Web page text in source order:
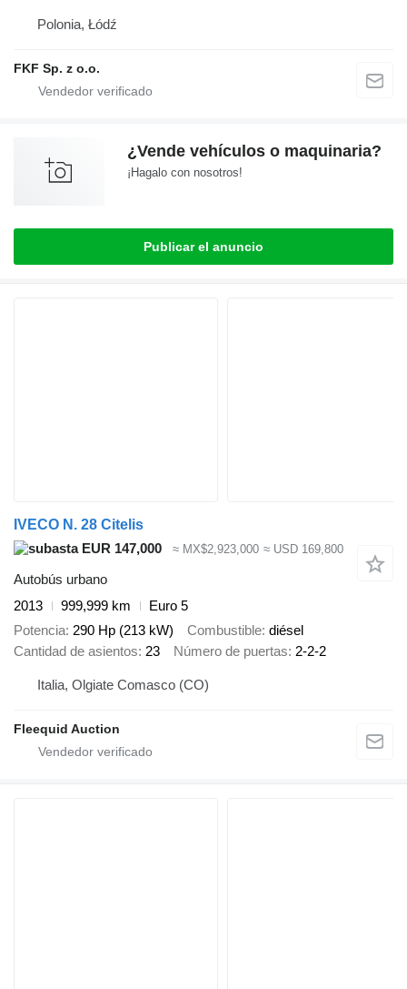
Polonia, Łódź
FKF Sp. z o.o.
¿Vende vehículos o maquinaria?
¡Hagalo con nosotros!
Publicar el anuncio
IVECO N. 28 Citelis
EUR 147,000
≈ MX$2,923,000 ≈ USD 169,800
Autobús urbano
2013
999,999 km
Euro 5
Potencia 290 Hp (213 kW) Combustible diésel
Cantidad de asientos 23 Número de puertas 2-2-2
Italia, Olgiate Comasco (CO)
Fleequid Auction